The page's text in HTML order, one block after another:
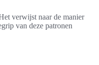
verwijst naar de manier
van deze patronen